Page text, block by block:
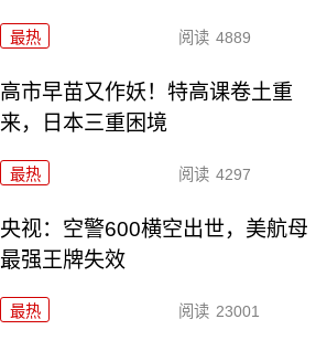
最热 阅读 4889
高市早苗又作妖！特高课卷土重
来，日本三重困境
最热 阅读 4297
央视：空警600横空出世，美航母
最强王牌失效
最热 阅读 23001